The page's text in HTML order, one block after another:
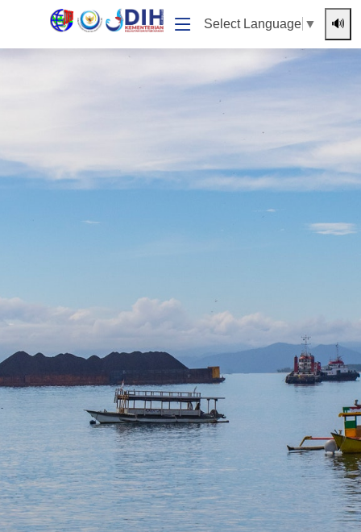
Select Language ▼ 🔊